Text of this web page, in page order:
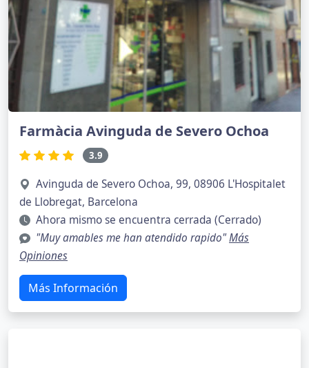
Farmàcia Avinguda de Severo Ochoa
3.9
Avinguda de Severo Ochoa, 99, 08906 L'Hospitalet
de Llobregat, Barcelona
Ahora mismo se encuentra cerrada (Cerrado)
"Muy amables me han atendido rapido"Más
Opiniones
Más Información